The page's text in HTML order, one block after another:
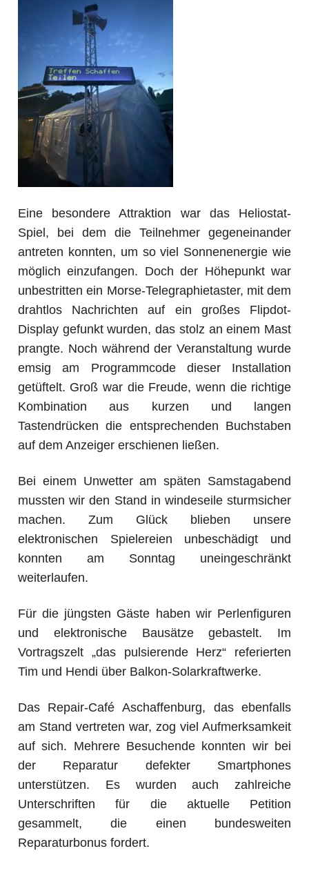
Eine besondere Attraktion war das Heliostat-
Spiel, bei dem die Teilnehmer gegeneinander
antreten konnten, um so viel Sonnenenergie wie
möglich einzufangen. Doch der Höhepunkt war
unbestritten ein Morse-Telegraphietaster, mit dem
drahtlos Nachrichten auf ein großes Flipdot-
Display gefunkt wurden, das stolz an einem Mast
prangte. Noch während der Veranstaltung wurde
emsig am Programmcode dieser Installation
getüftelt. Groß war die Freude, wenn die richtige
Kombination aus kurzen und langen
Tastendrücken die entsprechenden Buchstaben
auf dem Anzeiger erschienen ließen.
Bei einem Unwetter am späten Samstagabend
mussten wir den Stand in windeseile sturmsicher
machen. Zum Glück blieben unsere
elektronischen Spielereien unbeschädigt und
konnten am Sonntag uneingeschränkt
weiterlaufen.
Für die jüngsten Gäste haben wir Perlenfiguren
und elektronische Bausätze gebastelt. Im
Vortragszelt „das pulsierende Herz“ referierten
Tim und Hendi über Balkon-Solarkraftwerke.
Das Repair-Café Aschaffenburg, das ebenfalls
am Stand vertreten war, zog viel Aufmerksamkeit
auf sich. Mehrere Besuchende konnten wir bei
der Reparatur defekter Smartphones
unterstützen. Es wurden auch zahlreiche
Unterschriften für die aktuelle Petition
gesammelt, die einen bundesweiten
Reparaturbonus fordert.